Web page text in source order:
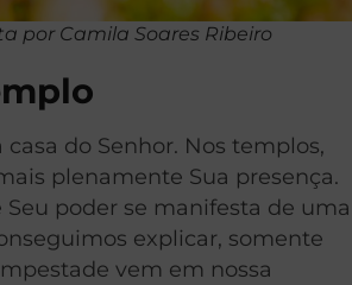
por Camila Soares Ribeiro
casa do Senhor. Nos templos,
plenamente Sua presença.
Seu poder se manifesta de uma
explicar, somente
vem em nossa